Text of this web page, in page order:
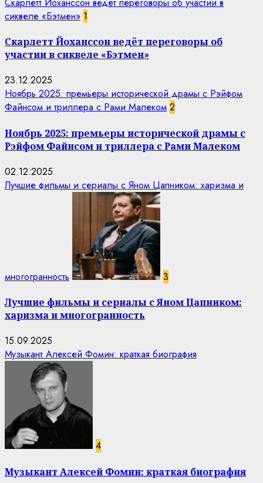
сиквеле «Бэтмен» 1
Скарлетт Йоханссон ведёт переговоры об
участии в сиквеле «Бэтмен»
23.12.2025
Ноябрь 2025: премьеры исторической драмы с Рэйфом
Файнсом и триллера с Рами Малеком 2
Ноябрь 2025: премьеры исторической драмы с
Рэйфом Файнсом и триллера с Рами Малеком
02.12.2025
Лучшие фильмы и сериалы с Яном Цапником: харизма и
многогранность 3
Лучшие фильмы и сериалы с Яном Цапником:
харизма и многогранность
15.09.2025
Музыкант Алексей Фомин: краткая биография
4
Музыкант Алексей Фомин: краткая биография